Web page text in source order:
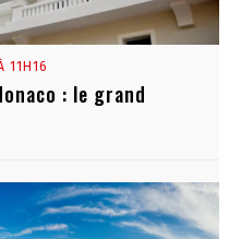
11H16
: le grand